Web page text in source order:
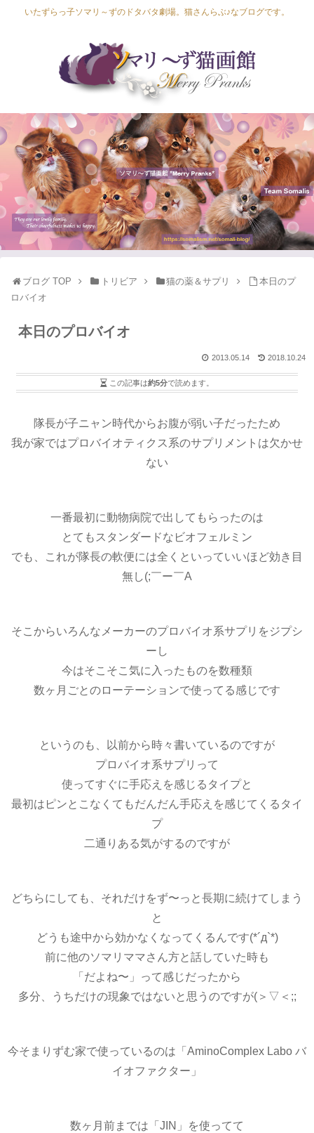
いたずらっ子ソマリ～ずのドタバタ劇場。猫さんらぶ♪なブログです。
Lapis Luna
Lucia Lino
Lycka Leal
Laula
ブログ TOP トリビア 猫の薬＆サプリ
本日のプ
ロバイオ
本日のプロバイオ
2018.10.24
2013.05.14
この記事は約5分で読めます。
隊長が子ニャン時代からお腹が弱い子だったため
我が家ではプロバイオティクス系のサプリメントは欠かせ
ない
一番最初に動物病院で出してもらったのは
とてもスタンダードなビオフェルミン
でも、これが隊長の軟便には全くといっていいほど効き目
無し(;￣ー￣A
そこからいろんなメーカーのプロバイオ系サプリをジプシ
ーし
今はそこそこ気に入ったものを数種類
数ヶ月ごとのローテーションで使ってる感じです
というのも、以前から時々書いているのですが
プロバイオ系サプリって
使ってすぐに手応えを感じるタイプと
最初はピンとこなくてもだんだん手応えを感じてくるタイ
プ
二通りある気がするのですが
どちらにしても、それだけをず〜っと長期に続けてしまう
と
どうも途中から効かなくなってくるんです(*´д`*)
前に他のソマリママさん方と話していた時も
「だよね〜」って感じだったから
多分、うちだけの現象ではないと思うのですが(＞▽＜;;
今そまりずむ家で使っているのは「AminoComplex Labo バ
イオファクター」
数ヶ月前までは「JIN」を使ってて